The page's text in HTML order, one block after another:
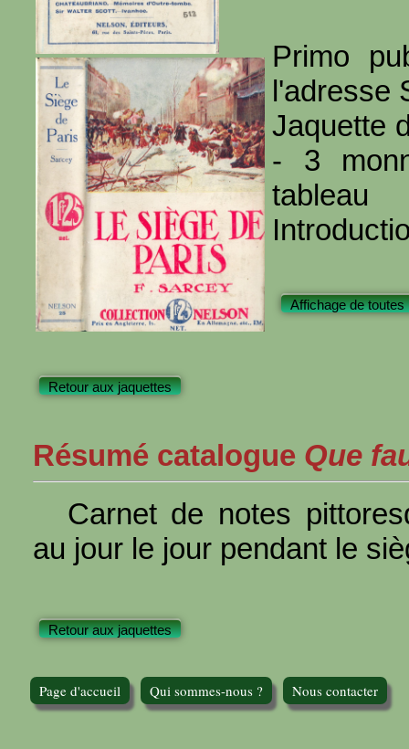
Primo
l'adresse
Jaquette
- 3
tableau
Affichage de toutes
Retour aux jaquettes
Résumé catalogue Que
Carnet de notes
au jour le jour pendant le
Retour aux jaquettes
Page d'accueil Qui sommes-nous ? Nous contacter